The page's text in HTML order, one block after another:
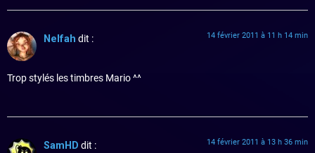
Nelfah dit : 14 février 2011 à 11 h 14 min
Trop stylés les timbres Mario ^^
SamHD dit : 14 février 2011 à 13 h 36 min